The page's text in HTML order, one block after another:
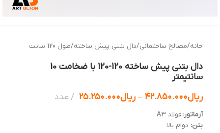
خانه/مصالح ساختمانی/دال بتنی پیش ساخته/طول 120 سانت
دال بتنی پیش ساخته 120-120 با ضخامت 10
سانتیمتر
ریال۴۲.۸۵۰.۰۰۰ – ریال۲۵.۲۵۰.۰۰۰ عدد
آرماتور:فولاد A3
بتن: دوام بالا